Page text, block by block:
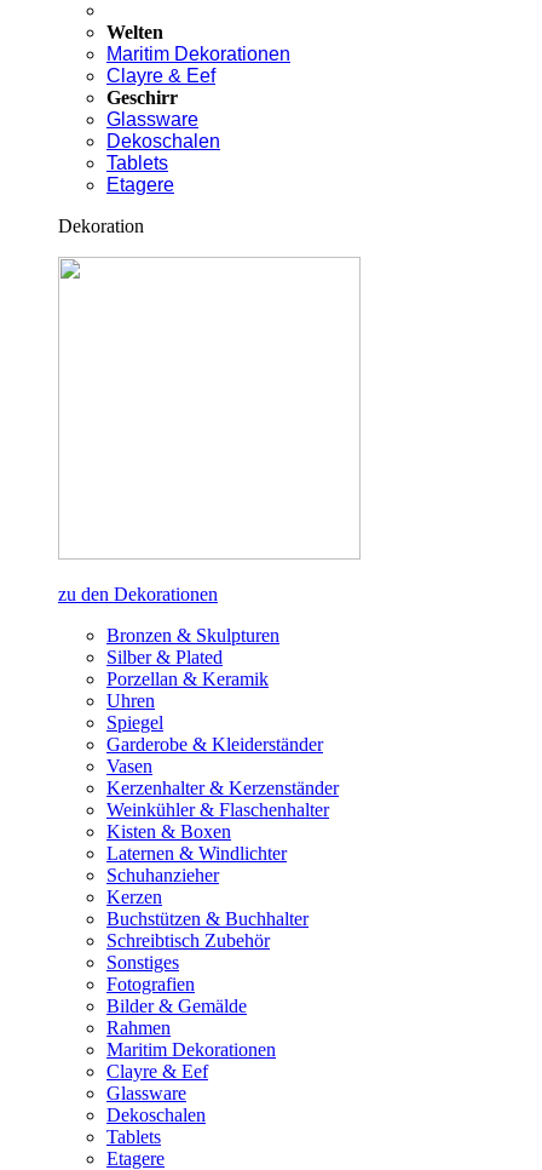
Welten
Maritim Dekorationen
Clayre & Eef
Geschirr
Glassware
Dekoschalen
Tablets
Etagere
Dekoration
zu den Dekorationen
Bronzen & Skulpturen
Silber & Plated
Porzellan & Keramik
Uhren
Spiegel
Garderobe & Kleiderständer
Vasen
Kerzenhalter & Kerzenständer
Weinkühler & Flaschenhalter
Kisten & Boxen
Laternen & Windlichter
Schuhanzieher
Kerzen
Buchstützen & Buchhalter
Schreibtisch Zubehör
Sonstiges
Fotografien
Bilder & Gemälde
Rahmen
Maritim Dekorationen
Clayre & Eef
Glassware
Dekoschalen
Tablets
Etagere